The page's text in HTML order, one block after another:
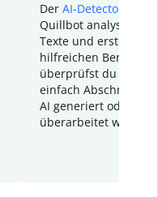
Der AI-Detector
Quillbot analysiert
Texte und erstellt
hilfreichen Bericht.
überprüfst du
einfach Abschnitte,
AI generiert oder
überarbeitet wurden.